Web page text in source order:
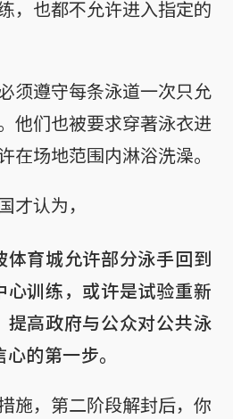
，也都不允许进入指定的
须遵守每条泳道一次只允
他们也被要求穿著泳衣进
在场地范围内淋浴洗澡。
才认为，
体育城允许部分泳手回到
心训练，或许是试验重新
提高政府与公众对公共泳
的第一步。
施，第二阶段解封后，你